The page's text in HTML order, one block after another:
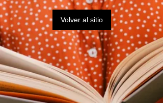
Volver al sitio